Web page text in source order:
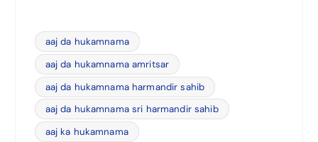
aaj da hukamnama
aaj da hukamnama amritsar
aaj da hukamnama harmandir sahib
aaj da hukamnama sri harmandir sahib
aaj ka hukamnama